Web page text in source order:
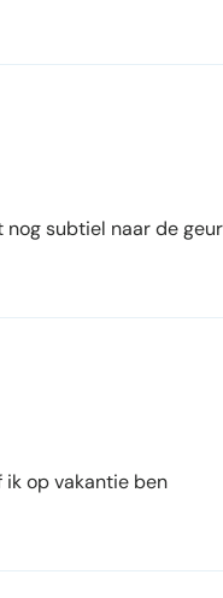
subtiel naar de geur
ik op vakantie ben